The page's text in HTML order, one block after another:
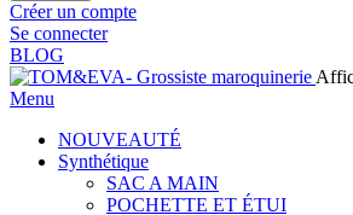
Créer un compte
Se connecter
BLOG
Menu
NOUVEAUTÉ
Synthétique
SAC A MAIN
POCHETTE ET ÉTUI